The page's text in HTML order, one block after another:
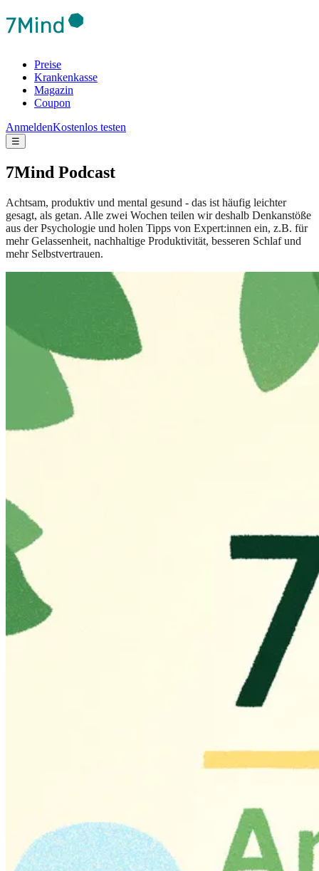
Preise
Krankenkasse
Magazin
Coupon
AnmeldenKostenlos testen
☰
7Mind Podcast
Achtsam, produktiv und mental gesund - das ist häufig leichter
gesagt, als getan. Alle zwei Wochen teilen wir deshalb Denkanstöße
aus der Psychologie und holen Tipps von Expert:innen ein, z.B. für
mehr Gelassenheit, nachhaltige Produktivität, besseren Schlaf und
mehr Selbstvertrauen.